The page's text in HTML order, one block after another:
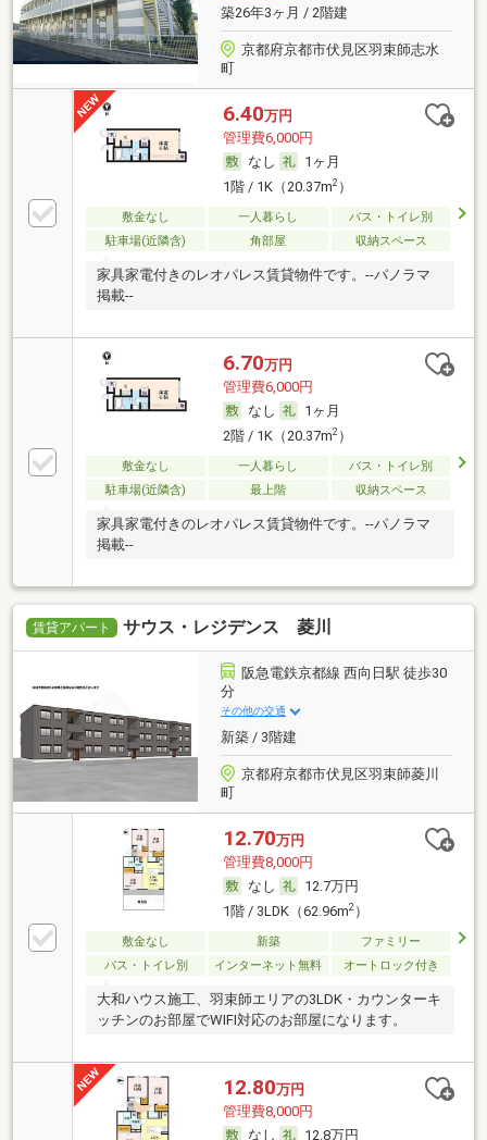
築26年3ヶ月 / 2階建
京都府京都市伏見区羽束師志水
町
6.40万円
管理費6,000円
なし
1ヶ月
1階 / 1K（20.37m2）
敷金なし 一人暮らし
バス・トイレ別
駐車場(近隣含)
角部屋 収納スペース
家具家電付きのレオパレス賃貸物件です。--パノラマ
掲載--
6.70万円
管理費6,000円
なし
1ヶ月
2階 / 1K（20.37m2）
敷金なし 一人暮らし
バス・トイレ別
駐車場(近隣含)
最上階 収納スペース
家具家電付きのレオパレス賃貸物件です。--パノラマ
掲載--
賃貸アパート サウス・レジデンス 菱川
阪急電鉄京都線 西向日駅 徒歩30
分
その他の交通
新築 / 3階建
京都府京都市伏見区羽束師菱川
町
12.70万円
管理費8,000円
なし
12.7万円
1階 / 3LDK（62.96m2）
敷金なし 新築
ファミリー
バス・トイレ別
インターネット無料 オートロック付き
大和ハウス施工、羽束師エリアの3LDK・カウンターキ
ッチンのお部屋でWIFI対応のお部屋になります。
12.80万円
管理費8,000円
なし
12.8万円